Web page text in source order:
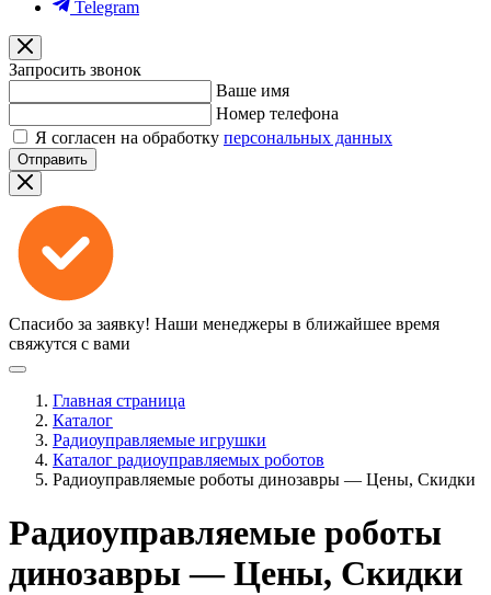
Telegram
Запросить звонок
Ваше имя
Номер телефона
Я согласен на обработку персональных данных
Отправить
Спасибо за заявку! Наши менеджеры в ближайшее время
свяжутся с вами
Главная страница
Каталог
Радиоуправляемые игрушки
Каталог радиоуправляемых роботов
Радиоуправляемые роботы динозавры — Цены, Скидки
Радиоуправляемые роботы
динозавры — Цены, Скидки